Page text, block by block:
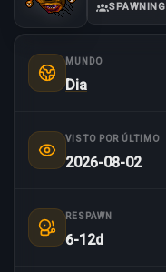
SPAWNING
MUNDO
Dia
VISTO POR ÚLTIMO
2026-08-02
RESPAWN
6-12d